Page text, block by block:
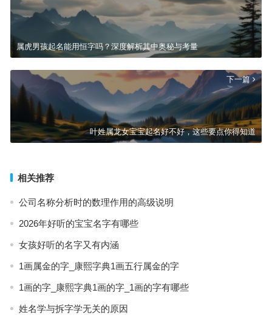
属虎男孩起名能用恒字吗？深度解析其中奥秘与考量
下一篇
叶姓属龙女宝宝起名好不好，这些要点你得知道
相关推荐
公司名称分析时的数理作用的高级说明
2026年好听的宝宝名字有哪些
女孩好听的名字又有内涵
1画属金的字_康熙字典1画五行属金的字
1画的字_康熙字典1画的字_1画的字有哪些
姓名学与拆字学无关的原因